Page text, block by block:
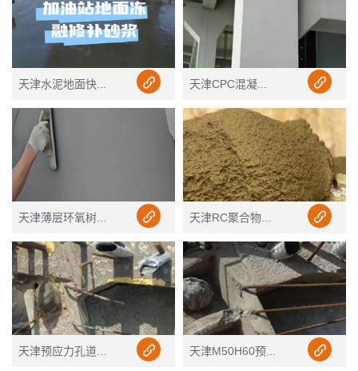
天津水泥地面快... 天津CPC混凝...
天津薄层环氧树... 天津RC聚合物...
天津预应力孔道... 天津M50H60预...